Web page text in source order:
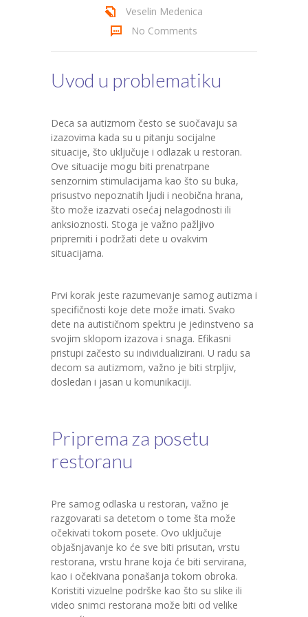
Veselin Medenica
No Comments
Uvod u problematiku
Deca sa autizmom često se suočavaju sa
izazovima kada su u pitanju socijalne
situacije, što uključuje i odlazak u restoran.
Ove situacije mogu biti prenatrpane
senzornim stimulacijama kao što su buka,
prisustvo nepoznatih ljudi i neobična hrana,
što može izazvati osećaj nelagodnosti ili
anksioznosti. Stoga je važno pažljivo
pripremiti i podržati dete u ovakvim
situacijama.
Prvi korak jeste razumevanje samog autizma i
specifičnosti koje dete može imati. Svako
dete na autističnom spektru je jedinstveno sa
svojim sklopom izazova i snaga. Efikasni
pristupi začesto su individualizirani. U radu sa
decom sa autizmom, važno je biti strpljiv,
dosledan i jasan u komunikaciji.
Priprema za posetu
restoranu
Pre samog odlaska u restoran, važno je
razgovarati sa detetom o tome šta može
očekivati tokom posete. Ovo uključuje
objašnjavanje ko će sve biti prisutan, vrstu
restorana, vrstu hrane koja će biti servirana,
kao i očekivana ponašanja tokom obroka.
Koristiti vizuelne podrške kao što su slike ili
video snimci restorana može biti od velike